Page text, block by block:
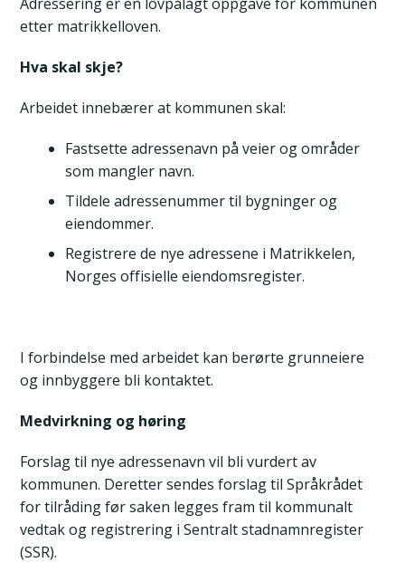
etter matrikkelloven.
Hva skal skje?
Arbeidet innebærer at kommunen skal:
Fastsette adressenavn på veier og områder
som mangler navn.
Tildele adressenummer til bygninger og
eiendommer.
Registrere de nye adressene i Matrikkelen,
Norges offisielle eiendomsregister.
I forbindelse med arbeidet kan berørte grunneiere
og innbyggere bli kontaktet.
Medvirkning og høring
Forslag til nye adressenavn vil bli vurdert av
kommunen. Deretter sendes forslag til Språkrådet
for tilråding før saken legges fram til kommunalt
vedtak og registrering i Sentralt stadnamnregister
(SSR).